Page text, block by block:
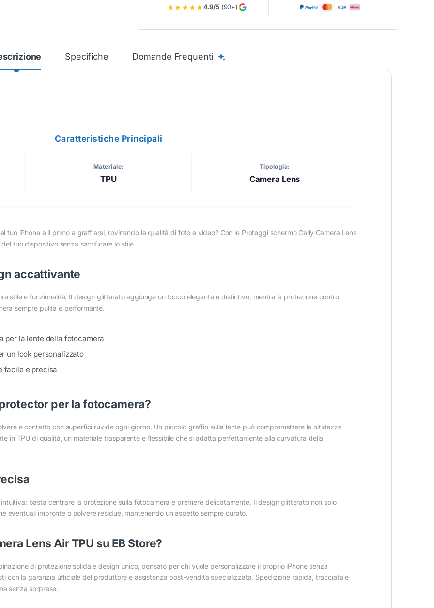
★★★★★4.9/5(90+)
Specifiche Domande Frequenti
Caratteristiche Principali
Materiale:
TPU
Tipologia:
Camera Lens
tuo iPhone è il primo a graffiarsi, rovinando la qualità di foto e video? Con le Proteggi schermo Celly Camera Lens
tuo dispositivo senza sacrificare lo stile.
accattivante
stile e funzionalità. Il design glitterato aggiunge un tocco elegante e distintivo, mentre la protezione contro
sempre pulita e performante.
per la lente della fotocamera
un look personalizzato
facile e precisa
per la fotocamera?
e contatto con superfici ruvide ogni giorno. Un piccolo graffio sulla lente può compromettere la nitidezza
in TPU di qualità, un materiale trasparente e flessibile che si adatta perfettamente alla curvatura della
basta centrare la protezione sulla fotocamera e premere delicatamente. Il design glitterato non solo
eventuali impronte o polvere residue, mantenendo un aspetto sempre curato.
Lens Air TPU su EB Store?
di protezione solida e design unico, pensato per chi vuole personalizzare il proprio iPhone senza
con la garanzia ufficiale del produttore e assistenza post-vendita specializzata. Spedizione rapida, tracciata e
senza sorprese.